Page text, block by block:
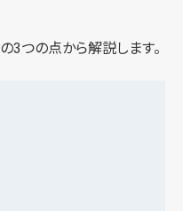
3つの点から解説します。